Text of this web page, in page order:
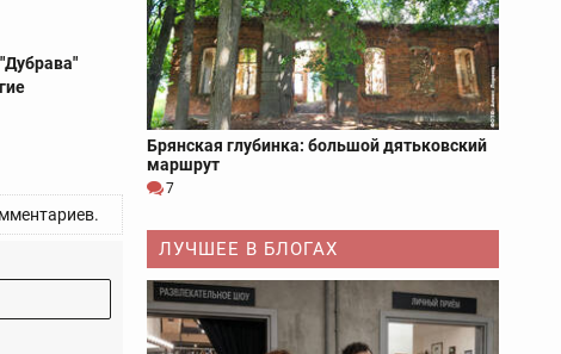
Брянская глубинка: большой дятьковский
маршрут
7
ЛУЧШЕЕ В БЛОГАХ